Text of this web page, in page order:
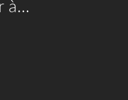
à…